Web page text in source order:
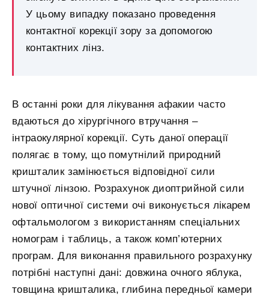
У цьому випадку показано проведення
контактної корекції зору за допомогою
контактних лінз.
В останні роки для лікування афакии часто
вдаються до хірургічного втручання –
інтраокулярної корекції. Суть даної операції
полягає в тому, що помутнілий природний
кришталик замінюється відповідної сили
штучної лінзою. Розрахунок диоптрийной сили
нової оптичної системи очі виконується лікарем
офтальмологом з використанням спеціальних
номограм і таблиць, а також комп’ютерних
програм. Для виконання правильного розрахунку
потрібні наступні дані: довжина очного яблука,
товщина кришталика, глибина передньої камери